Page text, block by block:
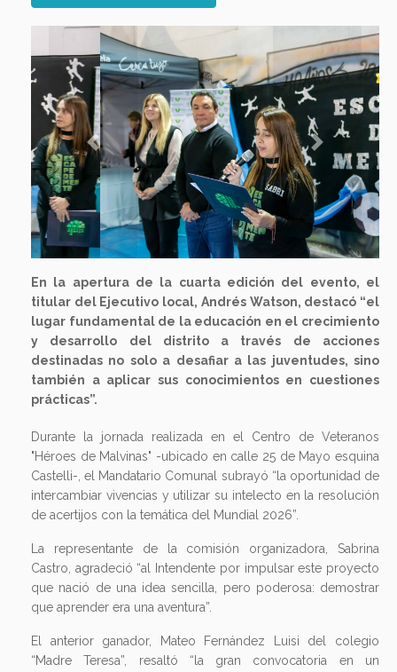
Previous Next
En la apertura de la cuarta edición del evento, el
titular del Ejecutivo local, Andrés Watson, destacó “el
lugar fundamental de la educación en el crecimiento
y desarrollo del distrito a través de acciones
destinadas no solo a desafiar a las juventudes, sino
también a aplicar sus conocimientos en cuestiones
prácticas”.
Durante la jornada realizada en el Centro de Veteranos
"Héroes de Malvinas" -ubicado en calle 25 de Mayo esquina
Castelli-, el Mandatario Comunal subrayó “la oportunidad de
intercambiar vivencias y utilizar su intelecto en la resolución
de acertijos con la temática del Mundial 2026”.
La representante de la comisión organizadora, Sabrina
Castro, agradeció “al Intendente por impulsar este proyecto
que nació de una idea sencilla, pero poderosa: demostrar
que aprender era una aventura”.
El anterior ganador, Mateo Fernández Luisi del colegio
“Madre Teresa”, resaltó “la gran convocatoria en un